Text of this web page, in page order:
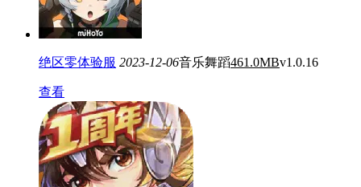
绝区零体验服 2023-12-06音乐舞蹈461.0MBv1.0.16
查看